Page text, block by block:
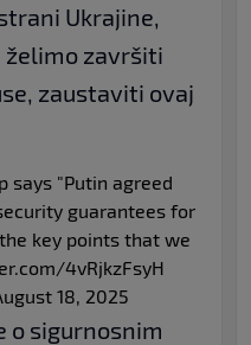
Ukrajine,
želimo završiti
zaustaviti ovaj
says "Putin agreed
guarantees for
key points that we
4vRjkzFsyH
18, 2025
o sigurnosnim